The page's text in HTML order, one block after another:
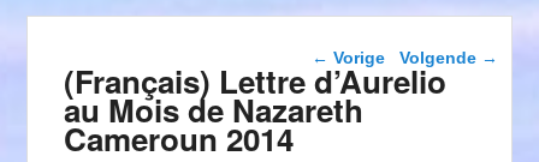
Berichtnavigatie
← Vorige Volgende →
(Français) Lettre d’Aurelio
au Mois de Nazareth
Cameroun 2014